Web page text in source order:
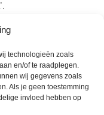
technologieën zoals
en/of te raadplegen.
wij gegevens zoals
Als je geen toestemming
invloed hebben op
worden
Opella;
€ 5,-.